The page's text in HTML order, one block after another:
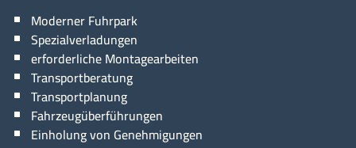
Moderner Fuhrpark
Spezialverladungen
erforderliche Montagearbeiten
Transportberatung
Transportplanung
Fahrzeugüberführungen
Einholung von Genehmigungen